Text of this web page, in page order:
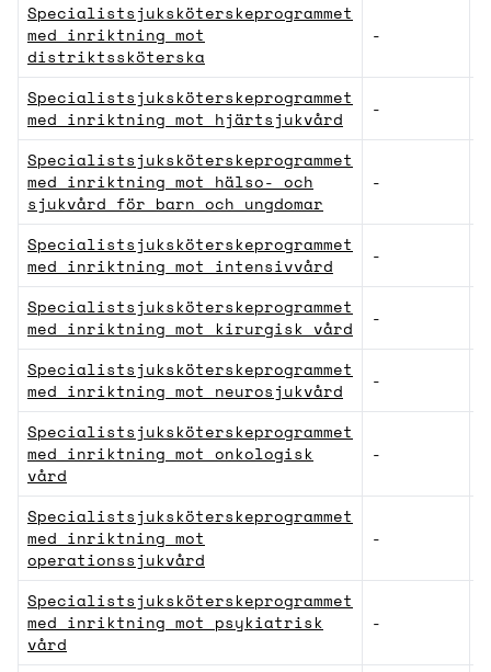
Specialistsjuksköterskeprogrammet
med inriktning mot
distriktssköterska
-
Specialistsjuksköterskeprogrammet
med inriktning mot hjärtsjukvård
-
Specialistsjuksköterskeprogrammet
med inriktning mot hälso- och
sjukvård för barn och ungdomar
-
Specialistsjuksköterskeprogrammet
med inriktning mot intensivvård
-
Specialistsjuksköterskeprogrammet
med inriktning mot kirurgisk vård
-
Specialistsjuksköterskeprogrammet
med inriktning mot neurosjukvård
-
Specialistsjuksköterskeprogrammet
med inriktning mot onkologisk
vård
-
Specialistsjuksköterskeprogrammet
med inriktning mot
operationssjukvård
-
Specialistsjuksköterskeprogrammet
med inriktning mot psykiatrisk
vård
-